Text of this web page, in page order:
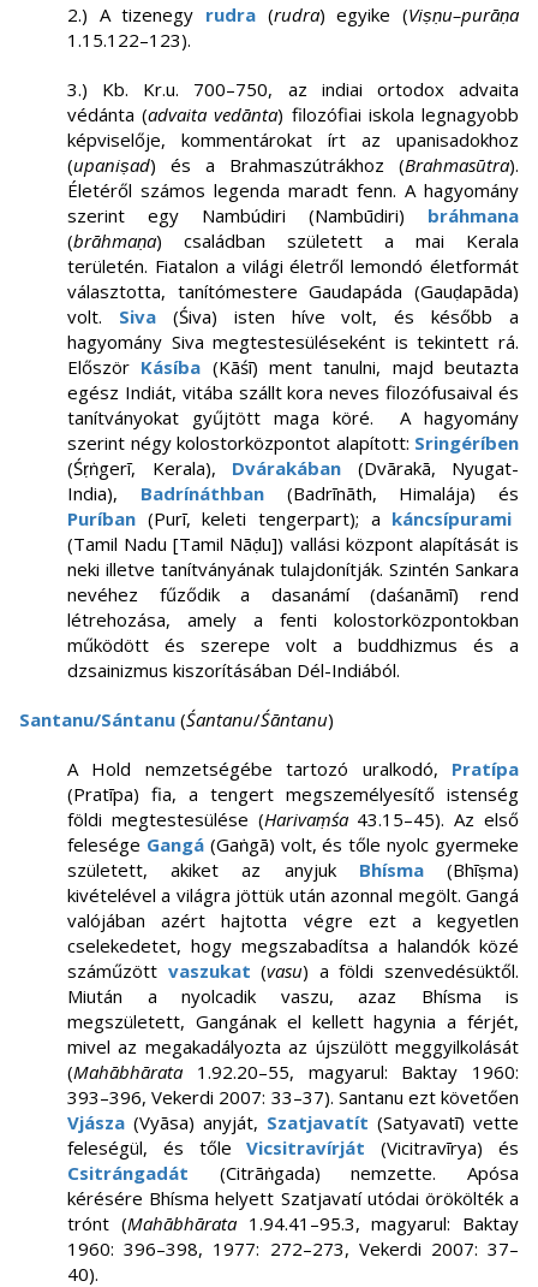
2.) A tizenegy rudra (rudra) egyike (Viṣṇu–purāṇa
1.15.122–123).
3.) Kb. Kr.u. 700–750, az indiai ortodox advaita
védánta (advaita vedānta) filozófiai iskola legnagyobb
képviselője, kommentárokat írt az upanisadokhoz
(upaniṣad) és a Brahmaszútrákhoz (Brahmasūtra).
Életéről számos legenda maradt fenn. A hagyomány
szerint egy Nambúdiri (Nambūdiri) bráhmana
(brāhmaṇa) családban született a mai Kerala
területén. Fiatalon a világi életről lemondó életformát
választotta, tanítómestere Gaudapáda (Gauḍapāda)
volt. Siva(Śiva) isten híve volt, és később a
hagyomány Siva megtestesüléseként is tekintett rá.
Először Kásíba (Kāśī) ment tanulni, majd beutazta
egész Indiát, vitába szállt kora neves filozófusaival és
tanítványokat gyűjtött maga köré. A hagyomány
szerint négy kolostorközpontot alapított: Sringéríben
(Śṛṅgerī, Kerala), Dvárakában (Dvārakā, Nyugat-
India), Badrínáthban(Badrīnāth, Himalája) és
Puríban (Purī, keleti tengerpart); a káncsípurami
(Tamil Nadu [Tamil Nāḍu]) vallási központ alapítását is
neki illetve tanítványának tulajdonítják. Szintén Sankara
nevéhez fűződik a dasanámí (daśanāmī) rend
létrehozása, amely a fenti kolostorközpontokban
működött és szerepe volt a buddhizmus és a
dzsainizmus kiszorításában Dél-Indiából.
Santanu/Sántanu (Śantanu/Śāntanu)
A Hold nemzetségébe tartozó uralkodó, Pratípa
(Pratīpa) fia, a tengert megszemélyesítő istenség
földi megtestesülése (Harivaṃśa43.15–45). Az első
felesége Gangá(Gaṅgā) volt, és tőle nyolc gyermeke
született, akiket az anyjuk Bhísma(Bhīṣma)
kivételével a világra jöttük után azonnal megölt. Gangá
valójában azért hajtotta végre ezt a kegyetlen
cselekedetet, hogy megszabadítsa a halandók közé
száműzött vaszukat (vasu) a földi szenvedésüktől.
Miután a nyolcadik vaszu, azaz Bhísma is
megszületett, Gangának el kellett hagynia a férjét,
mivel az megakadályozta az újszülött meggyilkolását
(Mahābhārata 1.92.20–55, magyarul: Baktay 1960:
393–396, Vekerdi 2007: 33–37). Santanu ezt követően
Vjásza (Vyāsa) anyját, Szatjavatít (Satyavatī) vette
feleségül, és tőleVicsitravírját (Vicitravīrya) és
Csitrángadát (Citrāṅgada) nemzette. Apósa
kérésére Bhísma helyett Szatjavatí utódai örökölték a
trónt (Mahābhārata1.94.41–95.3, magyarul: Baktay
1960: 396–398, 1977: 272–273, Vekerdi 2007: 37–
40).